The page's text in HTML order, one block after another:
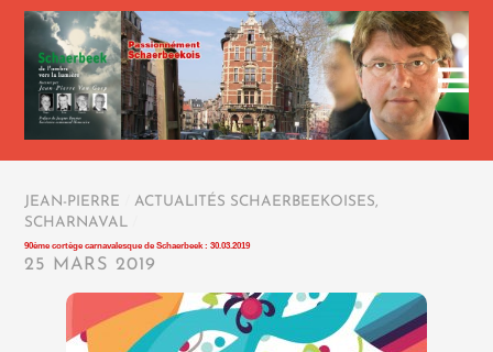
JEAN-PIERRE ACTUALITÉS SCHAERBEEKOISES,
SCHARNAVAL
90ème cortège carnavalesque de Schaerbeek : 30.03.2019
25 MARS 2019